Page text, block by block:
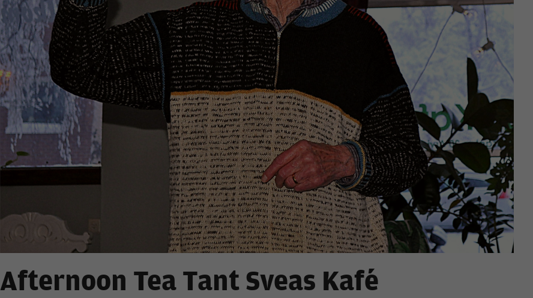
Afternoon Tea Tant Sveas Kafé